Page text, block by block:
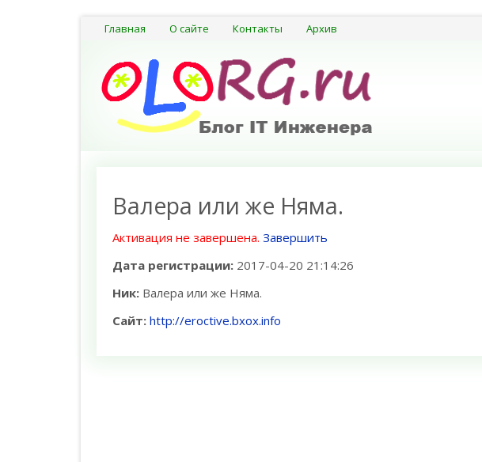
Главная О сайте Контакты Архив
Валера или же Няма.
Активация не завершена. Завершить
Дата регистрации: 2017-04-20 21:14:26
Ник: Валера или же Няма.
Сайт: http://eroctive.bxox.info